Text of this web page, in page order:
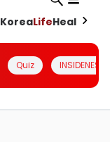
KoreaLifeHealth
Quiz INSIDENESIA